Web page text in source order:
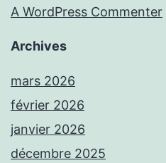
A WordPress Commenter
Archives
mars 2026
février 2026
janvier 2026
décembre 2025